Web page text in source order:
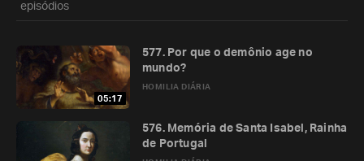
episódios
05:17
HOMILIA DIÁRIA
577. Por que o demônio age no
mundo?
576. Memória de Santa Isabel, Rainha
de Portugal